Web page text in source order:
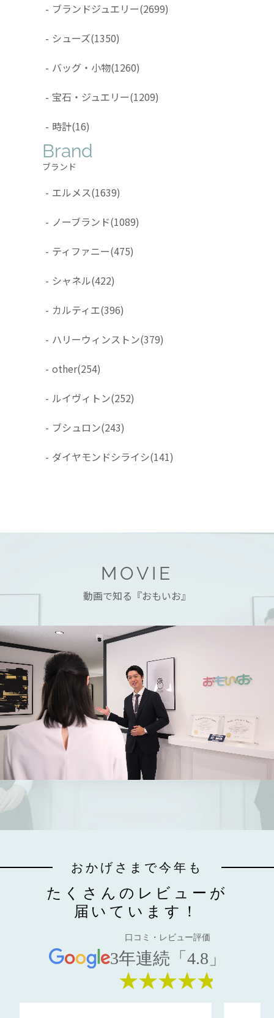
- ブランドジュエリー(2699)
- シューズ(1350)
- バッグ・小物(1260)
- 宝石・ジュエリー(1209)
- 時計(16)
Brand
ブランド
- エルメス(1639)
- ノーブランド(1089)
- ティファニー(475)
- シャネル(422)
- カルティエ(396)
- ハリーウィンストン(379)
- other(254)
- ルイヴィトン(252)
- ブシュロン(243)
- ダイヤモンドシライシ(141)
MOVIE
動画で知る『おもいお』
おかげさまで今年も
たくさんのレビューが
届いています！
口コミ・レビュー評価
3年連続「4.8」
★★★★★